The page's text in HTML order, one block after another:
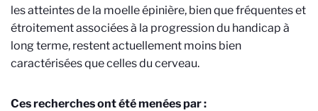
les atteintes de la moelle épinière, bien que fréquentes et
étroitement associées à la progression du handicap à
long terme, restent actuellement moins bien
caractérisées que celles du cerveau.
Ces recherches ont été menées par :